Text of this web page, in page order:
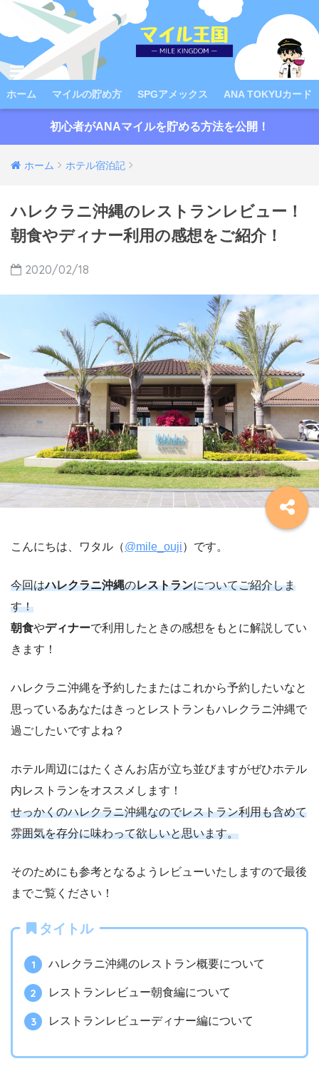
ホーム マイルの貯め方 SPGアメックス ANA TOKYUカード
初心者がANAマイルを貯める方法を公開！
ホーム ホテル宿泊記
ハレクラニ沖縄のレストランレビュー！
朝食やディナー利用の感想をご紹介！
2020/02/18
こんにちは、ワタル（@mile_ouji）です。
今回はハレクラニ沖縄のレストランについてご紹介しま
す！
朝食やディナーで利用したときの感想をもとに解説してい
きます！
ハレクラニ沖縄を予約したまたはこれから予約したいなと
思っているあなたはきっとレストランもハレクラニ沖縄で
過ごしたいですよね？
ホテル周辺にはたくさんお店が立ち並びますがぜひホテル
内レストランをオススメします！
せっかくのハレクラニ沖縄なのでレストラン利用も含めて
雰囲気を存分に味わって欲しいと思います。
そのためにも参考となるようレビューいたしますので最後
までご覧ください！
タイトル
ハレクラニ沖縄のレストラン概要について
レストランレビュー朝食編について
レストランレビューディナー編について